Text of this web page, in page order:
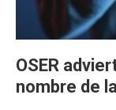
OSER
nombre de